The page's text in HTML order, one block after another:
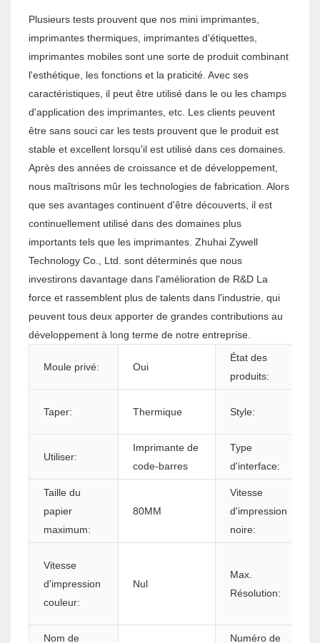
Plusieurs tests prouvent que nos mini imprimantes,
imprimantes thermiques, imprimantes d'étiquettes,
imprimantes mobiles sont une sorte de produit combinant
l'esthétique, les fonctions et la praticité. Avec ses
caractéristiques, il peut être utilisé dans le ou les champs
d'application des imprimantes, etc. Les clients peuvent
être sans souci car les tests prouvent que le produit est
stable et excellent lorsqu'il est utilisé dans ces domaines.
Après des années de croissance et de développement,
nous maîtrisons mûr les technologies de fabrication. Alors
que ses avantages continuent d'être découverts, il est
continuellement utilisé dans des domaines plus
importants tels que les imprimantes. Zhuhai Zywell
Technology Co., Ltd. sont déterminés que nous
investirons davantage dans l'amélioration de R&D La
force et rassemblent plus de talents dans l'industrie, qui
peuvent tous deux apporter de grandes contributions au
développement à long terme de notre entreprise.
Moule privé: Oui
État des
produits:
Taper: Thermique Style:
Utiliser:
Imprimante de
code-barres
Type
d'interface:
Taille du
papier
maximum:
80MM
Vitesse
d'impression
noire:
Vitesse
d'impression
couleur:
Nul
Max.
Résolution:
Nom de
Numéro de